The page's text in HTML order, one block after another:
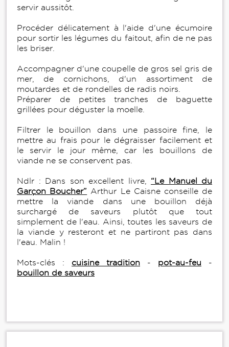
servir aussitôt.
Procéder délicatement à l'aide d'une écumoire
pour sortir les légumes du faitout, afin de ne pas
les briser.
Accompagner d'une coupelle de gros sel gris de
mer, de cornichons, d'un assortiment de
moutardes et de rondelles de radis noirs.
Préparer de petites tranches de baguette
grillées pour déguster la moelle.
Filtrer le bouillon dans une passoire fine, le
mettre au frais pour le dégraisser facilement et
le servir le jour même, car les bouillons de
viande ne se conservent pas.
Ndlr : Dans son excellent livre, “Le Manuel du
Garçon Boucher” Arthur Le Caisne conseille de
mettre la viande dans une bouillon déjà
surchargé de saveurs plutôt que tout
simplement de l'eau. Ainsi, toutes les saveurs de
la viande y resteront et ne partiront pas dans
l'eau. Malin !
Mots-clés : cuisine tradition - pot-au-feu -
bouillon de saveurs